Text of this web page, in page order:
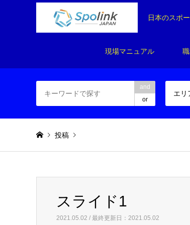
日本のスポ
現場マニュアル
and
or
エリ
投稿
スライド1スライド1
2021.05.02 / 最終更新日：2021.05.02